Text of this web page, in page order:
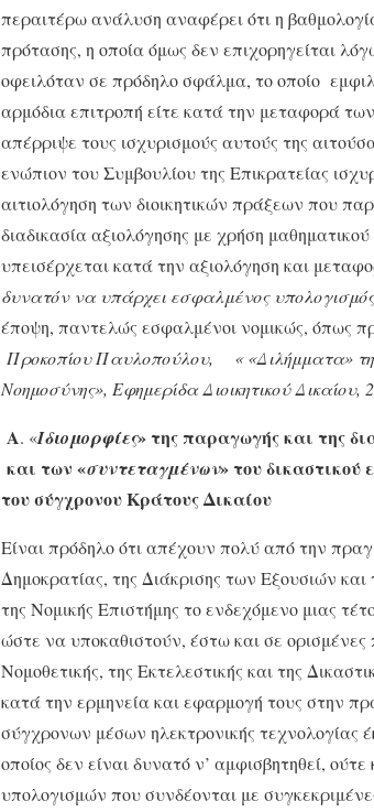
περαιτέρω ανάλυση αναφέρει ότι η
πρότασης, η οποία όμως δεν επιχορηγείται
οφειλόταν σε πρόδηλο σφάλμα, το οποίο
αρμόδια επιτροπή είτε κατά την μεταφορά
απέρριψε τους ισχυρισμούς αυτούς της
ενώπιον του Συμβουλίου της Επικρατείας
αιτιολόγηση των διοικητικών πράξεων που
διαδικασία αξιολόγησης με χρήση
υπεισέρχεται κατά την αξιολόγηση και
δυνατόν να υπάρχει εσφαλμένος υπολογισμός
έποψη, παντελώς εσφαλμένοι νομικώς, όπως
Προκοπίου Παυλοπούλου, « «Διλήμματα» της
Νοημοσύνης», Εφημερίδα Διοικητικού Δικαίου,
Α. «Ιδιομορφίες» της παραγωγής και της
και των «συντεταγμένων» του δικαστικού
του σύγχρονου Κράτους Δικαίου
Είναι πρόδηλο ότι απέχουν πολύ από την
Δημοκρατίας, της Διάκρισης των Εξουσιών και
της Νομικής Επιστήμης το ενδεχόμενο μιας
ώστε να υποκαθιστούν, έστω και σε
Νομοθετικής, της Εκτελεστικής και της
κατά την ερμηνεία και εφαρμογή τους στην
σύγχρονων μέσων ηλεκτρονικής τεχνολογίας
οποίος δεν είναι δυνατό ν’ αμφισβητηθεί,
υπολογισμών που συνδέονται με